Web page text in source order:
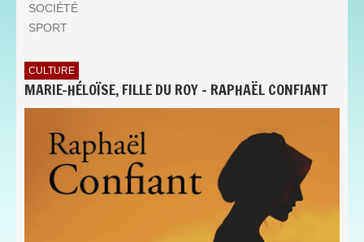
SOCIÉTÉ
SPORT
CULTURE
MARIE-HÉLOÏSE, FILLE DU ROY - RAPHAËL CONFIANT